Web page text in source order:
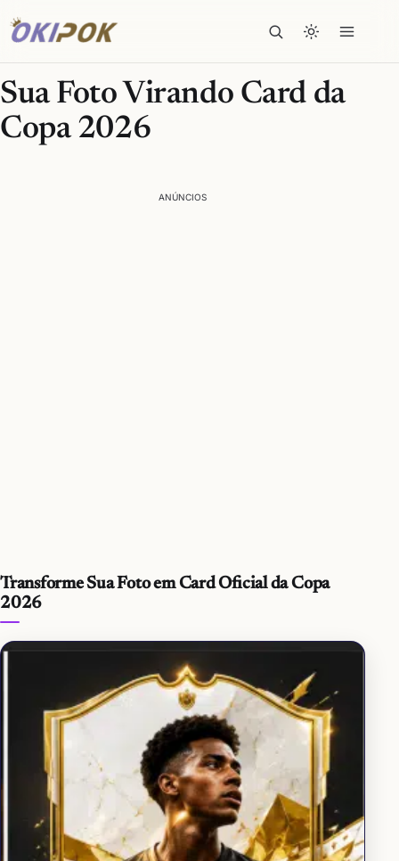
Sua Foto Virando Card da
Copa 2026
ANÚNCIOS
Transforme Sua Foto em Card Oficial da Copa
2026